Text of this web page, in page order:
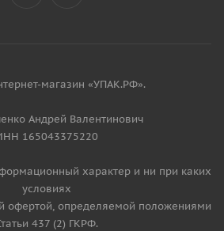
магазин «УПАК.РФ».
Андрей Валентинович
165043375220
характер и ни при каких
условиях
офертой, определяемой положениями
437 (2) ГКРФ.